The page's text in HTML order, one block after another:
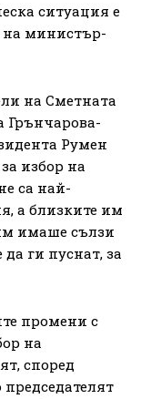
ситуация е
на министър-
на Сметната
Грънчарова-
Румен
избор на
са най-
а близките им
имаше сълзи
ги пуснат, за
промени с
на
според
председателят